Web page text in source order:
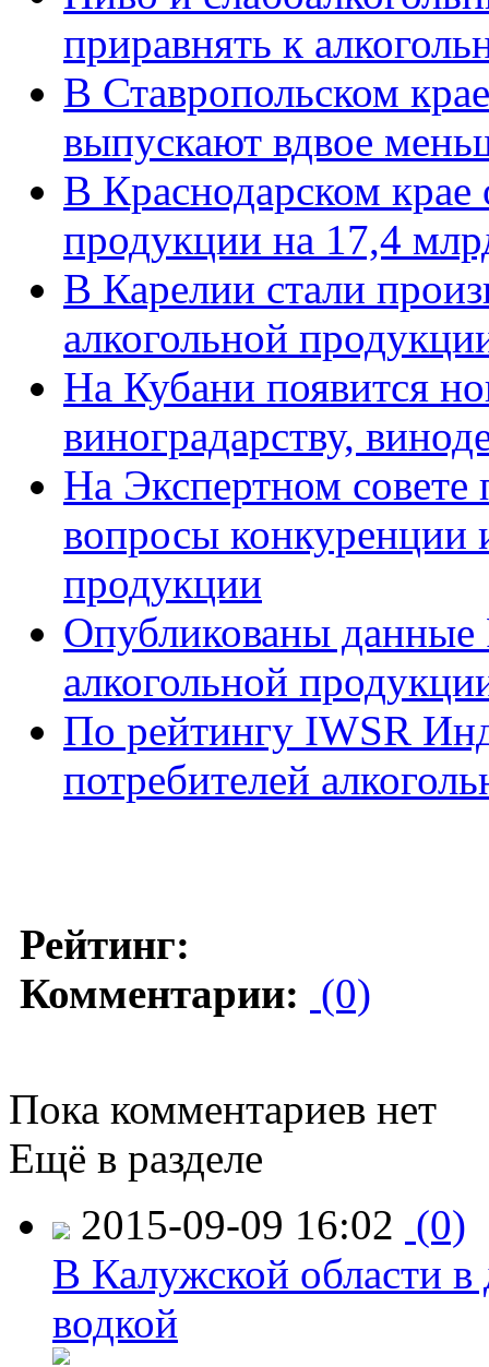
приравнять к
В Ставропольском
выпускают вдвое
В Краснодарском крае
продукции на 17,4
В Карелии стали
алкогольной
На Кубани появится
виноградарству,
На Экспертном
вопросы конкуренции
продукции
Опубликованы данные
алкогольной
По рейтингу IWSR
потребителей
Рейтинг:
Комментарии: (0)
Пока комментариев нет
Ещё в разделе
2015-09-09 16:02 (0)
В Калужской области в
водкой